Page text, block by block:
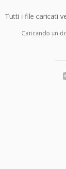
Tutti i file caricati
Caricando un